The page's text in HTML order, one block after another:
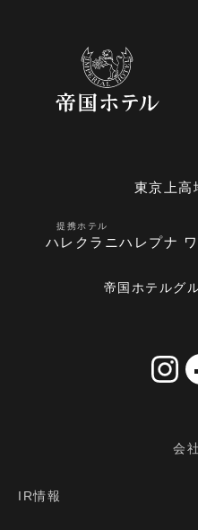
東京 上高
提携ホテル
ハレクラニハレプナ
帝国ホテルグ
会
IR情報